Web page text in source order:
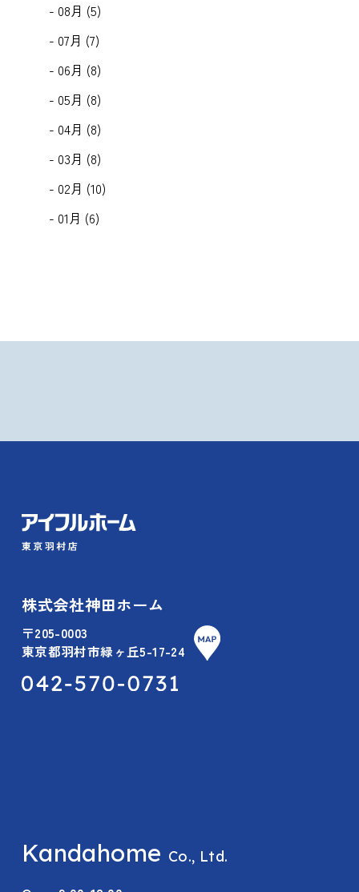
- 08月 (5)
- 07月 (7)
- 06月 (8)
- 05月 (8)
- 04月 (8)
- 03月 (8)
- 02月 (10)
- 01月 (6)
株式会社神田ホーム
〒205-0003
東京都羽村市緑ヶ丘5-17-24
Kandahome Co., Ltd.